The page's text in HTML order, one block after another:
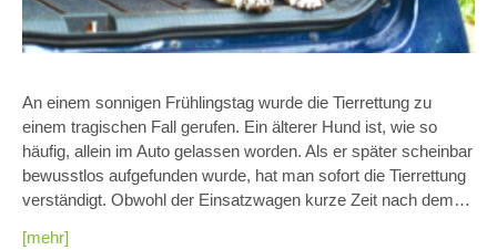
An einem sonnigen Frühlingstag wurde die Tierrettung zu
einem tragischen Fall gerufen. Ein älterer Hund ist, wie so
häufig, allein im Auto gelassen worden. Als er später scheinbar
bewusstlos aufgefunden wurde, hat man sofort die Tierrettung
verständigt. Obwohl der Einsatzwagen kurze Zeit nach dem…
[mehr]